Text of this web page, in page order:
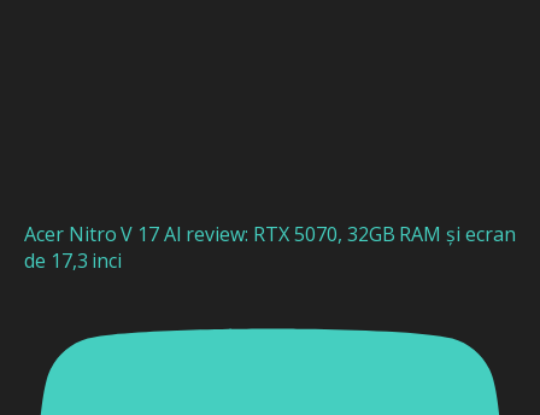
Acer Nitro V 17 AI review: RTX 5070, 32GB RAM și ecran
de 17,3 inci